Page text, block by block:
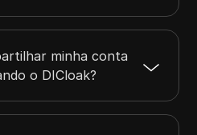
minha conta
o DICloak?